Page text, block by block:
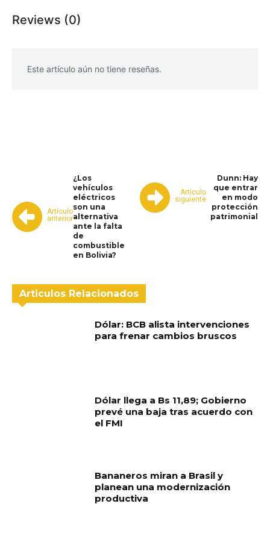
Reviews (0)
Este artículo aún no tiene reseñas.
Artículo
anterior
¿Los
vehículos
eléctricos
son una
alternativa
ante la falta
de
combustible
en Bolivia?
Artículo
siguiente
Dunn: Hay
que entrar
en modo
protección
patrimonial
Articulos Relacionados
Dólar: BCB alista intervenciones
para frenar cambios bruscos
Dólar llega a Bs 11,89; Gobierno
prevé una baja tras acuerdo con
el FMI
Bananeros miran a Brasil y
planean una modernización
productiva